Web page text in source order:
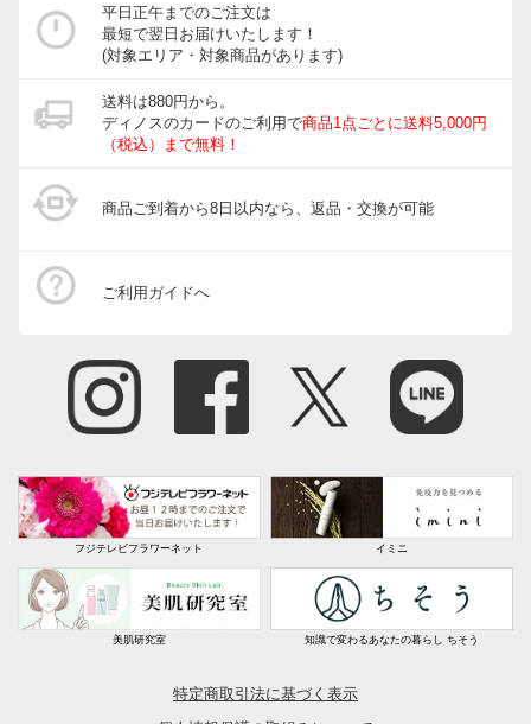
平日正午までのご注文は
最短で翌日お届けいたします！
(対象エリア・対象商品があります)
送料は880円から。
ディノスのカードのご利用で商品1点ごとに送料5,000円
（税込）まで無料！
商品ご到着から8日以内なら、返品・交換が可能
ご利用ガイドへ
フジテレビフラワーネット イミニ
美肌研究室 知識で変わるあなたの暮らし ちそう
特定商取引法に基づく表示